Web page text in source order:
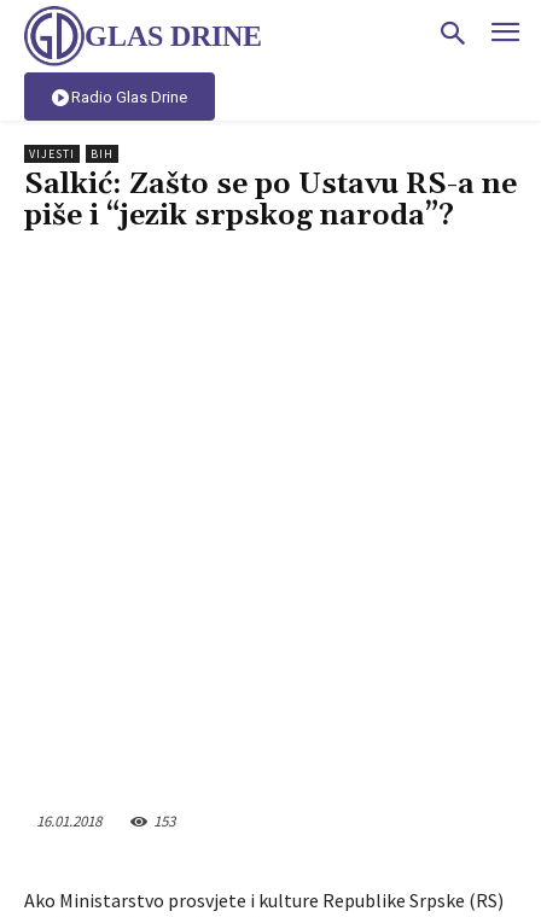
GLAS DRINE
Radio Glas Drine
VIJESTI BIH
Salkić: Zašto se po Ustavu RS-a ne
piše i “jezik srpskog naroda”?
16.01.2018 153
Ako Ministarstvo prosvjete i kulture Republike Srpske (RS)